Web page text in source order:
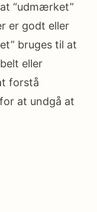
“udmærket”
er godt eller
bruges til at
eller
forstå
at undgå at